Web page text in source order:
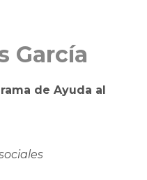
García
de Ayuda al